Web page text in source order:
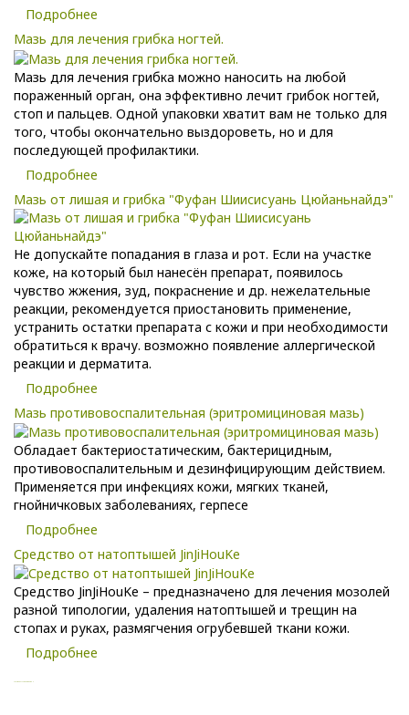
Подробнее
Мазь для лечения грибка ногтей.
Мазь для лечения грибка можно наносить на любой
пораженный орган, она эффективно лечит грибок ногтей,
стоп и пальцев. Одной упаковки хватит вам не только для
того, чтобы окончательно выздороветь, но и для
последующей профилактики.
Подробнее
Мазь от лишая и грибка "Фуфан Шиисисуань Цюйаньнайдэ"
Не допускайте попадания в глаза и рот. Если на участке
коже, на который был нанесён препарат, появилось
чувство жжения, зуд, покраснение и др. нежелательные
реакции, рекомендуется приостановить применение,
устранить остатки препарата с кожи и при необходимости
обратиться к врачу. возможно появление аллергической
реакции и дерматита.
Подробнее
Мазь противовоспалительная (эритромициновая мазь)
Обладает бактериостатическим, бактерицидным,
противовоспалительным и дезинфицирующим действием.
Применяется при инфекциях кожи, мягких тканей,
гнойничковых заболеваниях, герпесе
Подробнее
Средство от натоптышей JinJiHouKe
Средство JinJiHouKe – предназначено для лечения мозолей
разной типологии, удаления натоптышей и трещин на
стопах и руках, размягчения огрубевшей ткани кожи.
Подробнее